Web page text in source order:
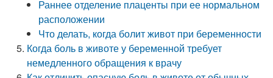
Раннее отделение плаценты при ее нормальном
расположении
Что делать, когда болит живот при беременности
Когда боль в животе у беременной требует
немедленного обращения к врачу